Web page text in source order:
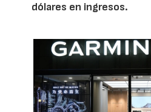
dólares en ingresos.